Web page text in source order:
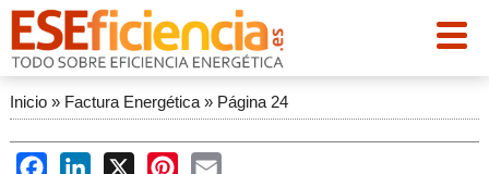
Inicio» Factura Energética» Página 24
FacebookLinkedIn
X PinterestEmail